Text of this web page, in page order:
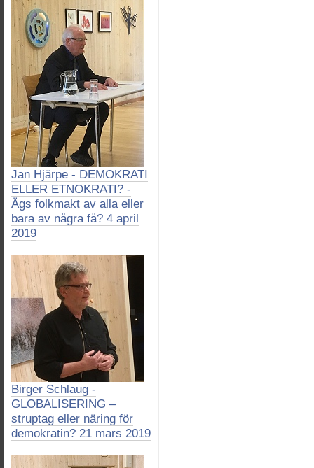
Jan Hjärpe - DEMOKRATI
ELLER ETNOKRATI? -
Ägs folkmakt av alla eller
bara av några få? 4 april
2019
Birger Schlaug -
GLOBALISERING –
struptag eller näring för
demokratin? 21 mars 2019